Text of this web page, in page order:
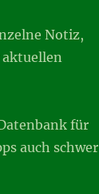
Notiz,
aktuellen
für
auch schwer